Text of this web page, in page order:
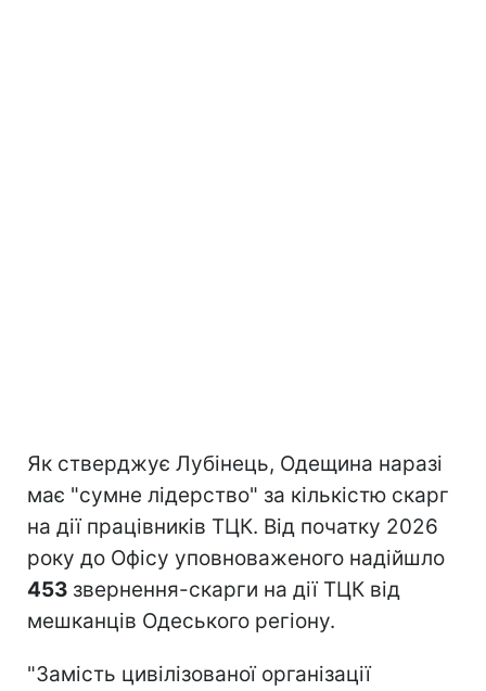
Як стверджує Лубінець, Одещина наразі
має "сумне лідерство" за кількістю скарг
на дії працівників ТЦК. Від початку 2026
року до Офісу уповноваженого надійшло
453 звернення-скарги на дії ТЦК від
мешканців Одеського регіону.
"Замість цивілізованої організації